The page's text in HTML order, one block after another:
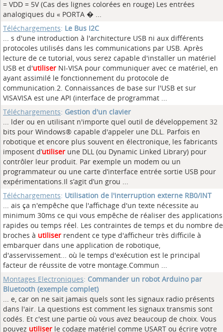
= VDD = 5V (Cas des lignes colorées en rouge) Les entrées
analogiques du « PORTA � ...
Téléchargements: Le Bus I2C
... s d'une introduction à l'architecture USB ni aux différents
protocoles utilisés dans les communications par USB. Après
lecture de ce tutorial, vous serez capable d'installer un matériel
USB et d'utiliser NI-VISA pour communiquer avec ce matériel, en
ayant assimilé le fonctionnement du protocole de
communication.2. Connaissances de base sur l'USB et sur
VISAVISA est une API (interface de programmat ...
Téléchargements: Gestion d'un clavier
... lder ou en utilisant n'importe quel outil de développement 32
bits pour Windows® capable d'appeler une DLL. Parfois en
robotique et encore plus souvent en électronique, les fabricants
imposent d’utiliser une DLL (ou Dynamic Linked Library) pour
contrôler leur produit. Par exemple un modem ou un
programmateur ou une carte d’interface entrée sortie USB pour
expérimentations.Il s’agit d’un grou ...
Téléchargements: Utilisation de l'interruption externe RB0/INT
... ais ça n'empêche que l'affichage d'un texte nécessite au
minimum 30ms ce qui vous empêche de réaliser des applications
rapides ou temps réel. Les contraintes de temps et du nombre de
broches à utiliser rendent ce type d'afficheur très difficile à
embarquer dans une application de robotique,
d'asservissement... où le temps d'exécution est le principal
facteur de réussite de votre montage.Commun ...
Montages Electroniques: Commander un robot Arduino par
Bluetooth (exemple complet)
... e, car on ne sait jamais quels sont les signaux radio présents
dans l'air. La questions est comment les signaux transmis sont
codés. Et c'est une partie où vous avez beaucoup de choix. Vous
pouvez utiliser le codage matériel comme USART ou écrire votre